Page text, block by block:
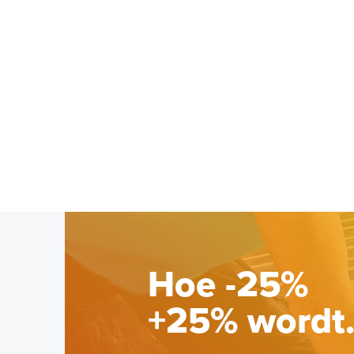
Hoe -25%
+25% wordt.